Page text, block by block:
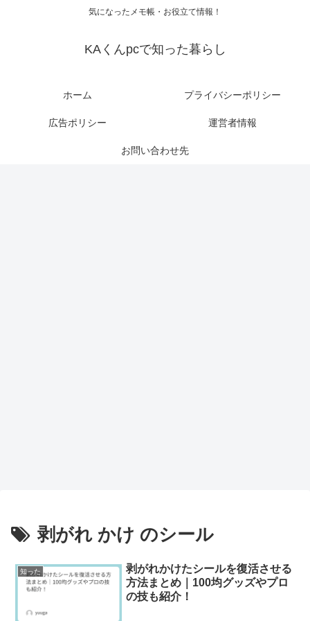
気になったメモ帳・お役立て情報！
KAくんpcで知った暮らし
ホーム プライバシーポリシー
広告ポリシー 運営者情報
お問い合わせ先
剥がれ かけ のシール
知った
剥がれかけたシールを復活させる
方法まとめ｜100均グッズやプロ
の技も紹介！